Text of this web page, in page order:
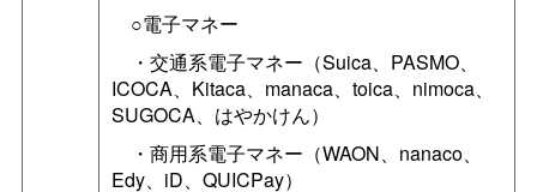
○電子マネー
・交通系電子マネー（Suica、PASMO、
ICOCA、Kitaca、manaca、toica、nimoca、
SUGOCA、はやかけん）
・商用系電子マネー（WAON、nanaco、
Edy、iD、QUICPay）